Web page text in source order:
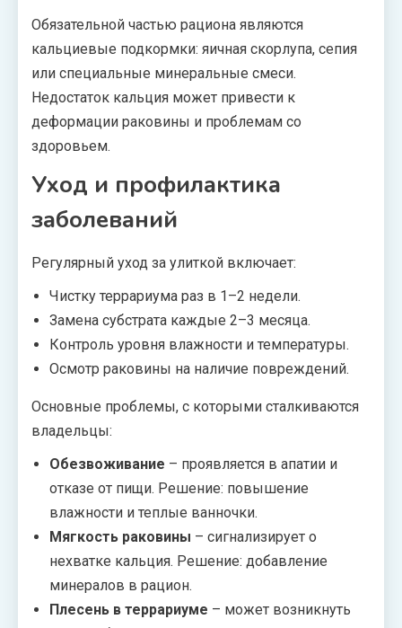
Обязательной частью рациона являются
кальциевые подкормки: яичная скорлупа, сепия
или специальные минеральные смеси.
Недостаток кальция может привести к
деформации раковины и проблемам со
здоровьем.
Уход и профилактика
заболеваний
Регулярный уход за улиткой включает:
Чистку террариума раз в 1–2 недели.
Замена субстрата каждые 2–3 месяца.
Контроль уровня влажности и температуры.
Осмотр раковины на наличие повреждений.
Основные проблемы, с которыми сталкиваются
владельцы:
Обезвоживание – проявляется в апатии и
отказе от пищи. Решение: повышение
влажности и теплые ванночки.
Мягкость раковины – сигнализирует о
нехватке кальция. Решение: добавление
минералов в рацион.
Плесень в террариуме – может возникнуть